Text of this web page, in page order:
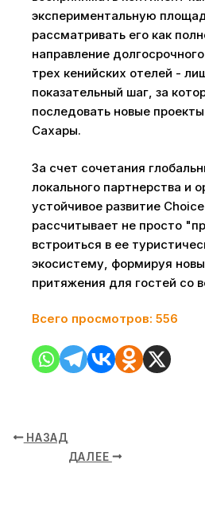
экспериментальную
рассматривать его как
направление
трех кенийских отелей -
показательный шаг, за
последовать новые
Сахары.
За счет сочетания
локального партнерства и
устойчивое развитие
рассчитывает не просто
встроиться в ее
экосистему, формируя
притяжения для гостей со
Всего просмотров: 556
НАЗАД
ДАЛЕЕ